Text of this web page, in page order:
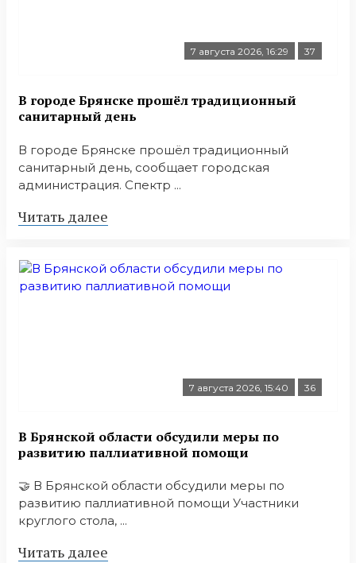
7 августа 2026, 16:29 37
В городе Брянске прошёл традиционный
санитарный день
В городе Брянске прошёл традиционный
санитарный день, сообщает городская
администрация. Спектр ...
Читать далее
7 августа 2026, 15:40 36
В Брянской области обсудили меры по
развитию паллиативной помощи
🤝 В Брянской области обсудили меры по
развитию паллиативной помощи Участники
круглого стола, ...
Читать далее